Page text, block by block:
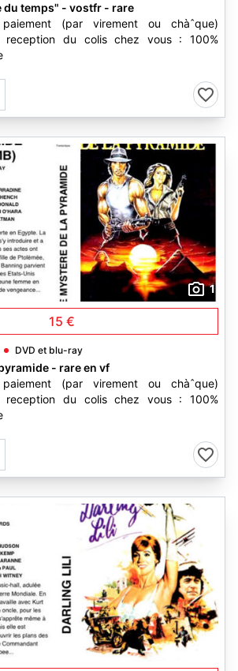
du temps" - vostfr - rare
(par virement ou chàˆque)
reception du colis chez vous : 100%
1
15 €
DVD et blu-ray
- rare en vf
(par virement ou chàˆque)
reception du colis chez vous : 100%